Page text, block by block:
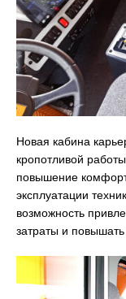
Новая кабина
кропотливой
повышение
эксплуатации
возможность
затраты и